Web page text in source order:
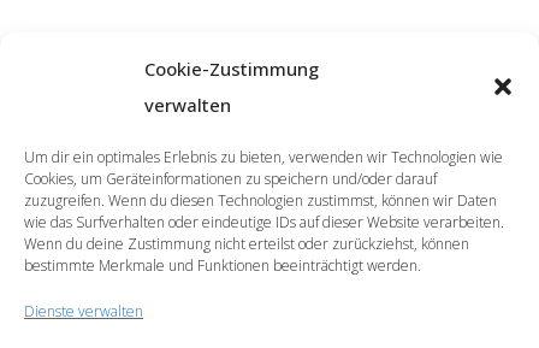
Cookie-Zustimmung
verwalten
Um dir ein optimales Erlebnis zu bieten, verwenden wir Technologien wie
Cookies, um Geräteinformationen zu speichern und/oder darauf
zuzugreifen. Wenn du diesen Technologien zustimmst, können wir Daten
wie das Surfverhalten oder eindeutige IDs auf dieser Website verarbeiten.
Wenn du deine Zustimmung nicht erteilst oder zurückziehst, können
bestimmte Merkmale und Funktionen beeinträchtigt werden.
Dienste verwalten